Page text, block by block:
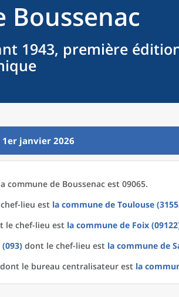
Boussenac
1943, première
janvier 2026
commune de Boussenac est 09065.
lieu est la commune de Toulouse
le chef-lieu est la commune de Foix
dont le chef-lieu est la commune de
dont le bureau centralisateur est la